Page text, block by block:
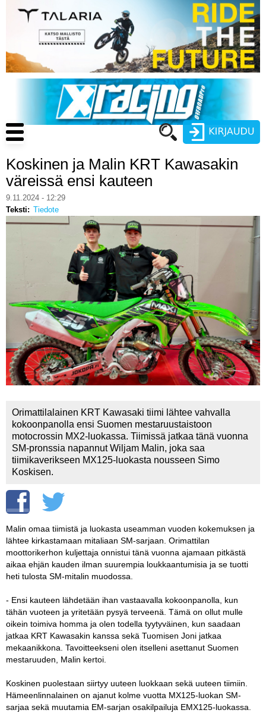
pääsisältöön
Käyttäjätunnus
Luo uusi käyttäjätili
Vaihda salasana
Main
navigation
MOTOCROSS
CROSS COUNTRY
MUUT LAJIT
YLEISTÄ ALALTA
LUE DIGILEHDET
ASIAKASPALVELU JA
OHJEET
YHTEYSTIEDOT
Koskinen ja Malin KRT Kawasakin
väreissä ensi kauteen
9.11.2024 - 12:29
Teksti
Tiedote
Orimattilalainen KRT Kawasaki tiimi lähtee vahvalla
kokoonpanolla ensi Suomen mestaruustaistoon
motocrossin MX2-luokassa. Tiimissä jatkaa tänä vuonna
SM-pronssia napannut Wiljam Malin, joka saa
tiimikaverikseen MX125-luokasta nousseen Simo
Koskisen.
Malin omaa tiimistä ja luokasta useamman vuoden kokemuksen ja
lähtee kirkastamaan mitaliaan SM-sarjaan. Orimattilan
moottorikerhon kuljettaja onnistui tänä vuonna ajamaan pitkästä
aikaa ehjän kauden ilman suurempia loukkaantumisia ja se tuotti
heti tulosta SM-mitalin muodossa.
- Ensi kauteen lähdetään ihan vastaavalla kokoonpanolla, kun
tähän vuoteen ja yritetään pysyä terveenä. Tämä on ollut mulle
oikein toimiva homma ja olen todella tyytyväinen, kun saadaan
jatkaa KRT Kawasakin kanssa sekä Tuomisen Joni jatkaa
mekaanikkona. Tavoitteekseni olen itselleni asettanut Suomen
mestaruuden, Malin kertoi.
Koskinen puolestaan siirtyy uuteen luokkaan sekä uuteen tiimiin.
Hämeenlinnalainen on ajanut kolme vuotta MX125-luokan SM-
sarjaa sekä muutamia EM-sarjan osakilpailuja EMX125-luokassa.